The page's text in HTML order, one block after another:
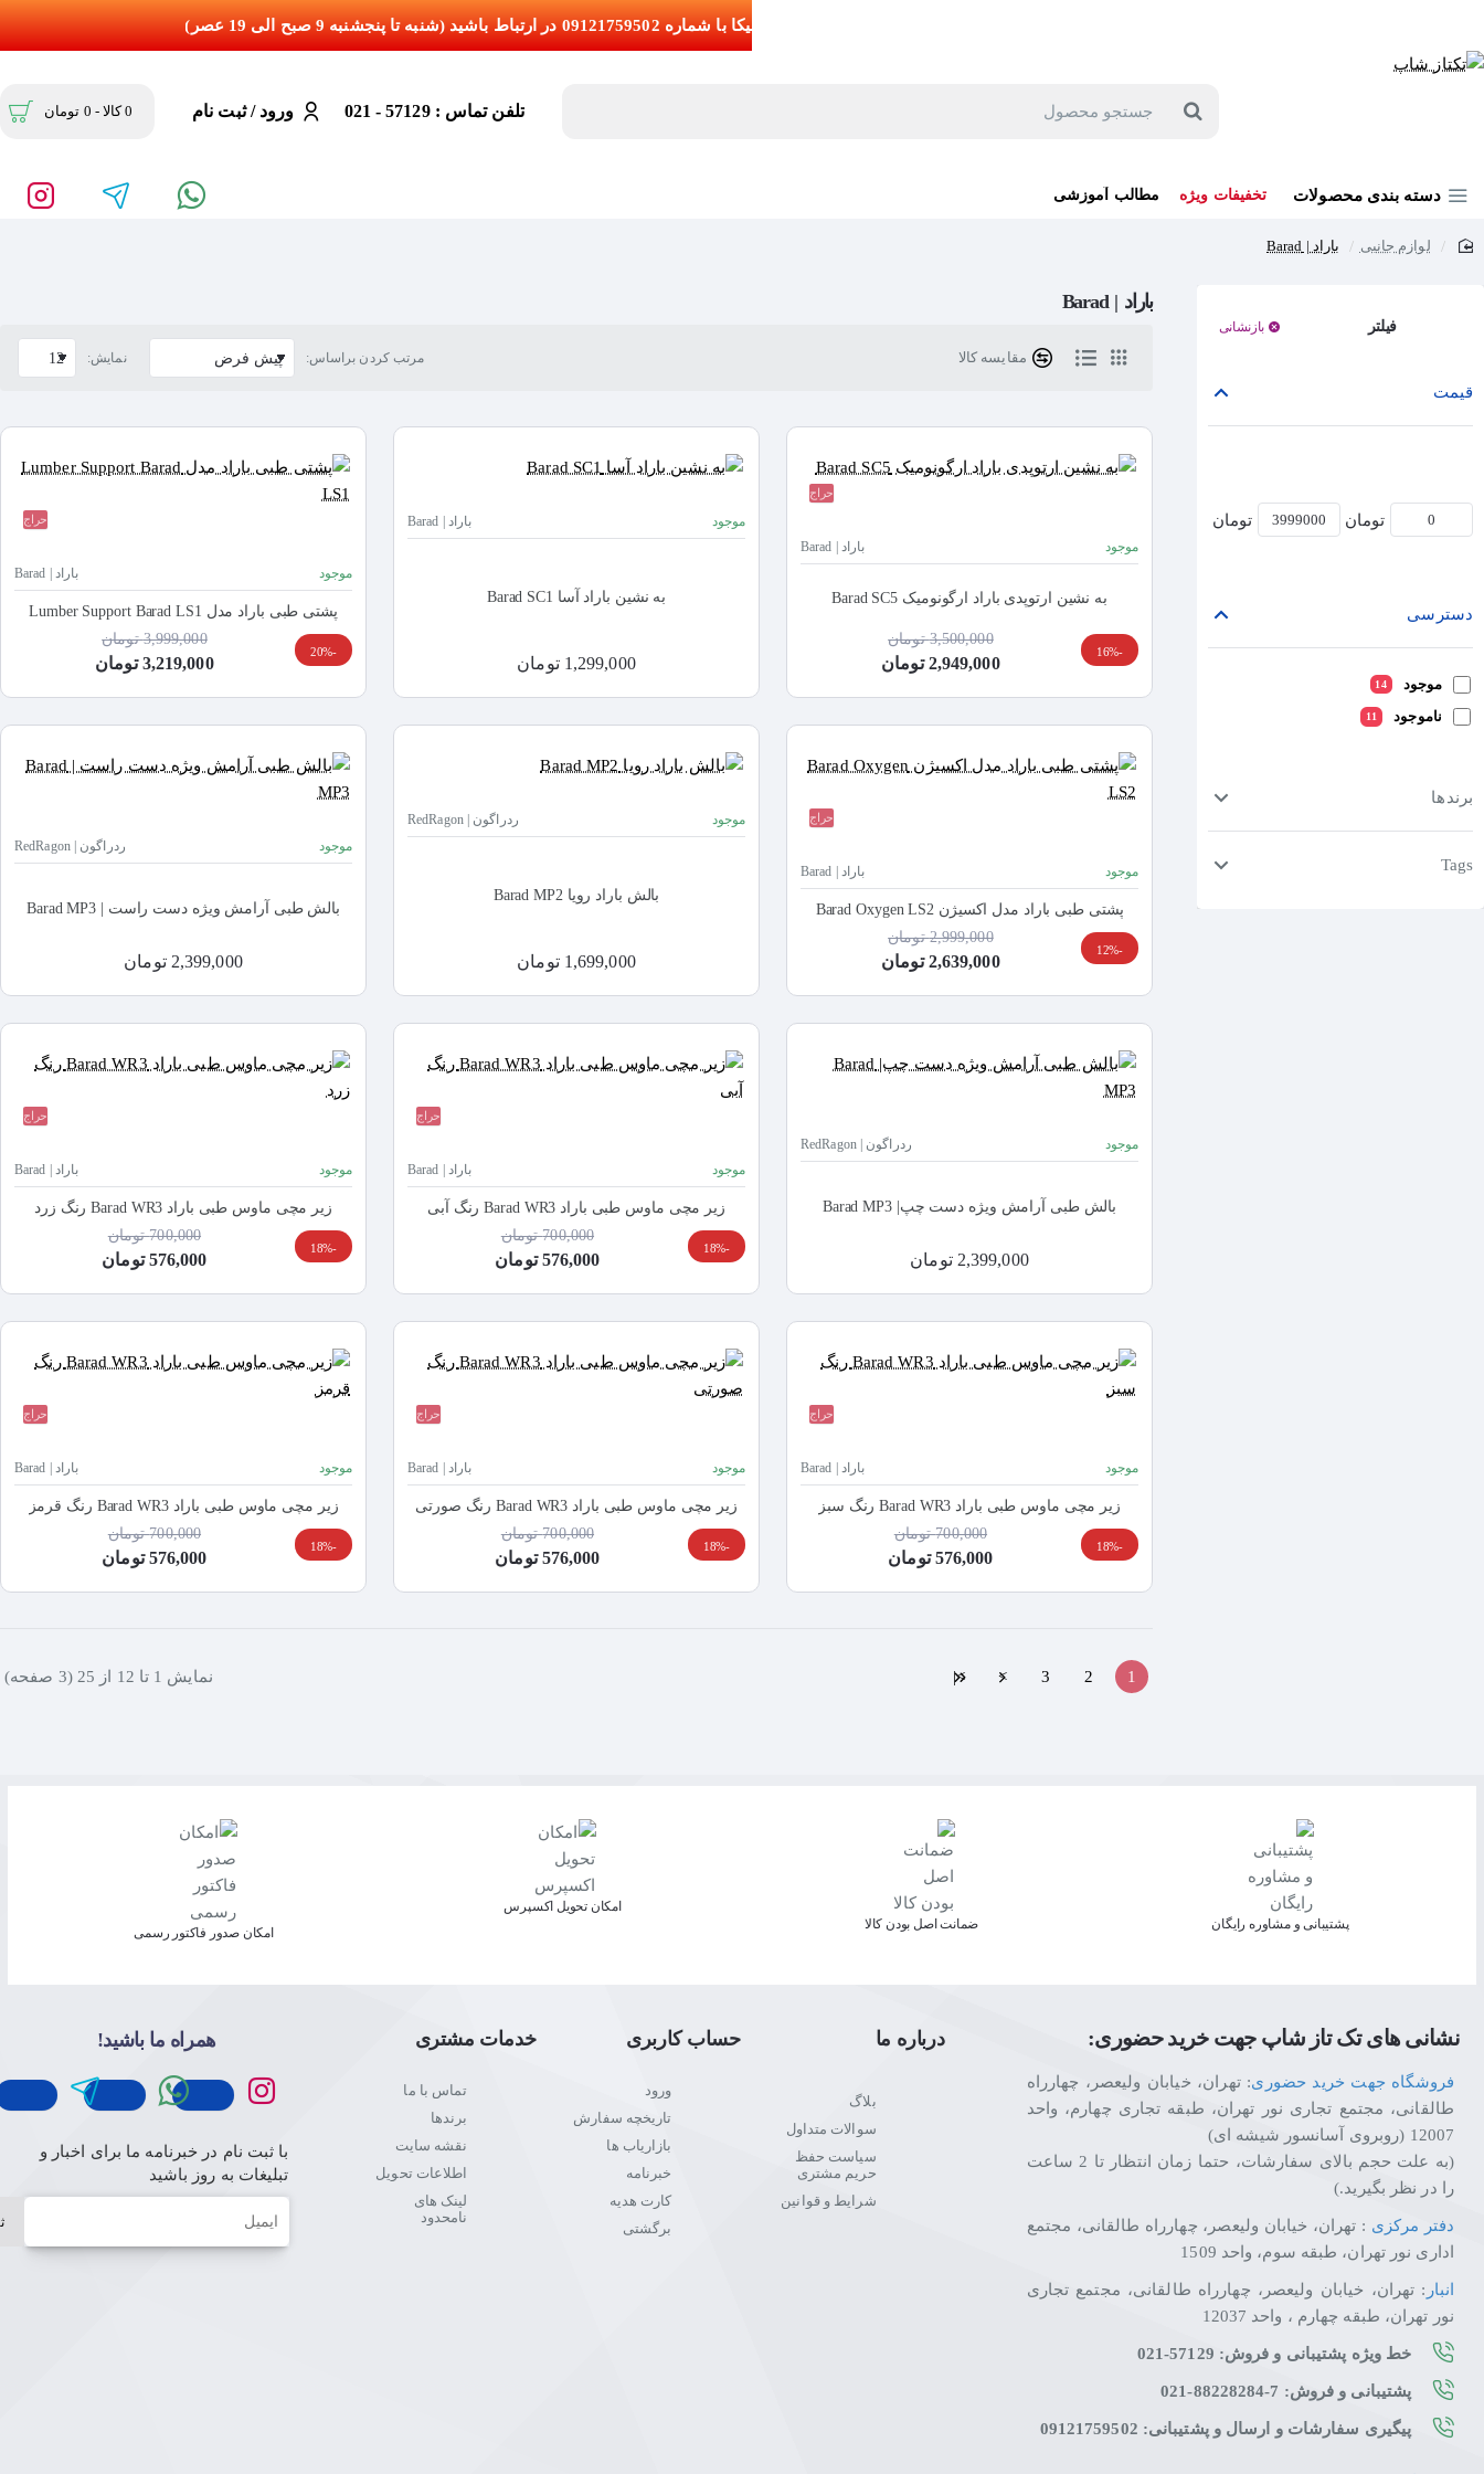
جستجو
تلفن تماس : 57129 - 021 ورود / ثبت نام 0 کالا - 0 تومان
دسته بندی محصولات تخفیفات ویژه مطالب آموزشی
لوازم جانبی باراد | Barad
فیلتر بازنشانی
قیمت
تومان تومان
دسترسی
موجود 14
ناموجود 11
برندها
Tags
باراد | Barad
مقایسه کالا مرتب کردن براساس: نمایش:
حراج
موجود باراد | Barad
به نشین ارتوپدی باراد ارگونومیک Barad SC5
-16%
2,949,000 تومان
3,500,000 تومان
موجود باراد | Barad
به نشین باراد آسا Barad SC1
1,299,000 تومان
حراج
موجود باراد | Barad
پشتی طبی باراد مدل Lumber Support Barad LS1
-20%
3,219,000 تومان
3,999,000 تومان
حراج
موجود باراد | Barad
پشتی طبی باراد مدل اکسیژن Barad Oxygen LS2
-12%
2,639,000 تومان
2,999,000 تومان
موجود ردراگون | RedRagon
بالش باراد رویا Barad MP2
1,699,000 تومان
موجود ردراگون | RedRagon
بالش طبی آرامش ویژه دست راست | Barad MP3
2,399,000 تومان
موجود ردراگون | RedRagon
بالش طبی آرامش ویژه دست چپ| Barad MP3
2,399,000 تومان
حراج
موجود باراد | Barad
زیر مچی ماوس طبی باراد Barad WR3 رنگ آبی
-18%
576,000 تومان
700,000 تومان
حراج
موجود باراد | Barad
زیر مچی ماوس طبی باراد Barad WR3 رنگ زرد
-18%
576,000 تومان
700,000 تومان
حراج
موجود باراد | Barad
زیر مچی ماوس طبی باراد Barad WR3 رنگ سبز
-18%
576,000 تومان
700,000 تومان
حراج
موجود باراد | Barad
زیر مچی ماوس طبی باراد Barad WR3 رنگ صورتی
-18%
576,000 تومان
700,000 تومان
حراج
موجود باراد | Barad
زیر مچی ماوس طبی باراد Barad WR3 رنگ قرمز
-18%
576,000 تومان
700,000 تومان
1
2
3
>
>| نمايش 1 تا 12 از 25 (3 صفحه)
پشتیبانی و مشاوره رایگان ﺿﻤﺎﻧﺖ اﺻﻞ ﺑﻮدن ﮐﺎﻟﺎ
اﻣﮑﺎن ﺗﺤﻮﯾﻞ اﮐﺴﭙﺮس
امکان صدور فاکتور رسمی
نشانی های تک تاز شاپ جهت خرید حضوری:
فروشگاه جهت خرید حضوری: تهران، خیابان ولیعصر، چهارراه
طالقانی، مجتمع تجاری نور تهران، طبقه تجاری چهارم، واحد
12007 (روبروی آسانسور شیشه ای)
(به علت حجم بالای سفارشات، حتما زمان انتظار تا 2 ساعت
را در نظر بگیرید.)
دفتر مرکزی : تهران، خیابان ولیعصر، چهارراه طالقانی، مجتمع
اداری نور تهران، طبقه سوم، واحد 1509
انبار : تهران، خیابان ولیعصر، چهارراه طالقانی، مجتمع تجاری
نور تهران، طبقه چهارم ، واحد 12037
خط ویژه پشتیبانی و فروش: 57129-021
پشتیبانی و فروش: 7-88228284-021
پیگیری سفارشات و ارسال و پشتیبانی: 09121759502
درباره ما
بلاگ
سوالات متداول
سیاست حفظ
حریم مشتری
شرایط و قوانین
حساب کاربری
ورود
تاریخچه سفارش
بازاریاب ها
خبرنامه
کارت هدیه
برگشتی
خدمات مشتری
تماس با ما
برندها
نقشه سایت
اطلاعات تحویل
لینک های
نامحدود
همراه ما باشید!
با ثبت نام در خبرنامه ما برای اخبار و
تبلیغات به روز باشید
ایمیل